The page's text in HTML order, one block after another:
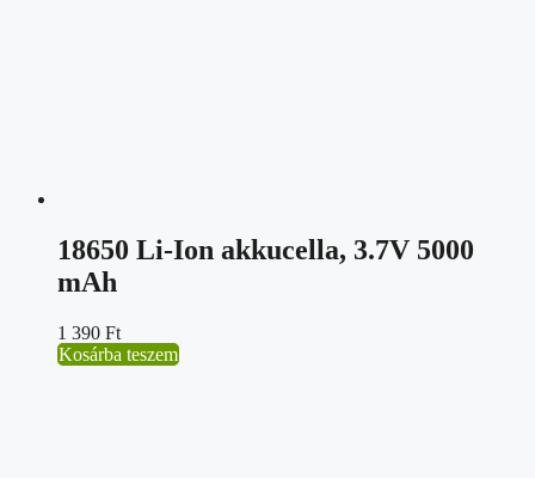
18650 Li-Ion akkucella, 3.7V 5000
mAh
1 390 Ft
Kosárba teszem